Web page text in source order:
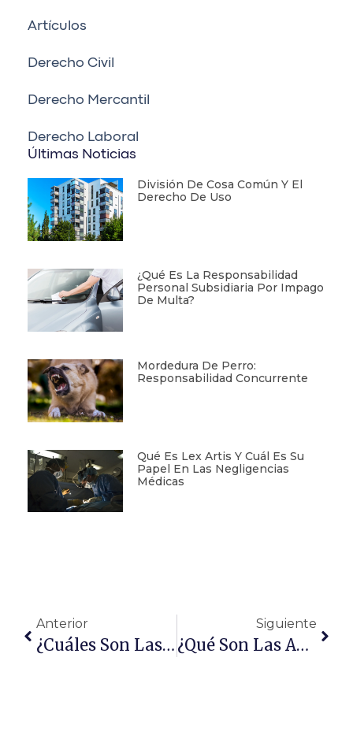
Artículos
Derecho Civil
Derecho Mercantil
Derecho Laboral
Últimas Noticias
División De Cosa Común Y El
Derecho De Uso
¿Qué Es La Responsabilidad
Personal Subsidiaria Por Impago
De Multa?
Mordedura De Perro:
Responsabilidad Concurrente
Qué Es Lex Artis Y Cuál Es Su
Papel En Las Negligencias
Médicas
Anterior
¿Cuáles Son Las Diferencias Entre La Mediación Y Coordinación De Parentalidad?
Siguiente
¿Qué Son Las Agrupaciones De Interés Económico?